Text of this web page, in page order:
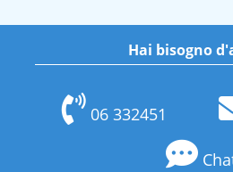
Hai bisogno
06 332451